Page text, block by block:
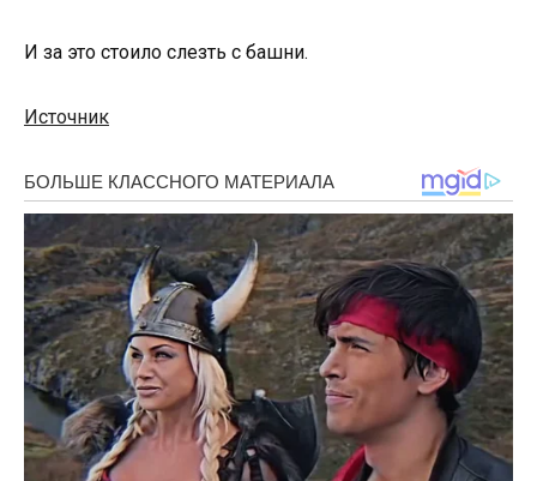
И за это стоило слезть с башни.
Источник